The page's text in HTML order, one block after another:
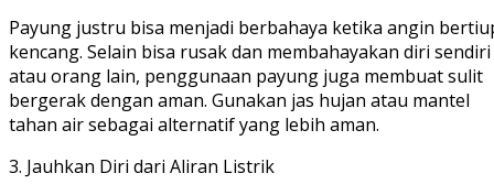
Payung justru bisa menjadi berbahaya ketika angin
kencang. Selain bisa rusak dan membahayakan diri sendiri
atau orang lain, penggunaan payung juga membuat sulit
bergerak dengan aman. Gunakan jas hujan atau mantel
tahan air sebagai alternatif yang lebih aman.
3. Jauhkan Diri dari Aliran Listrik